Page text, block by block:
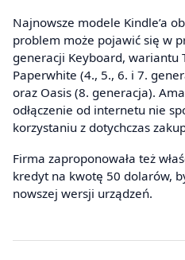
Najnowsze modele Kindle’a
problem może pojawić się w
generacji Keyboard, wariantu
Paperwhite (4., 5., 6. i 7.
oraz Oasis (8. generacja).
odłączenie od internetu nie
korzystaniu z dotychczas
Firma zaproponowała też
kredyt na kwotę 50 dolarów,
nowszej wersji urządzeń.